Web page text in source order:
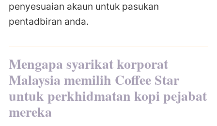
penyesuaian akaun untuk pasukan
pentadbiran anda.
Mengapa syarikat korporat
Malaysia memilih Coffee Star
untuk perkhidmatan kopi pejabat
mereka